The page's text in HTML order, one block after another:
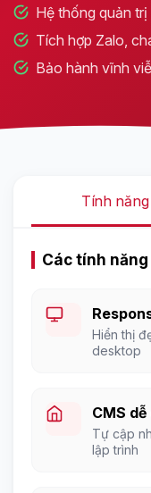
Hệ thống quản
Tích hợp Zalo,
Bảo hành vĩnh
Tính năng
Các tính
Hiển thị
desktop
CMS
Tự cập
lập trình